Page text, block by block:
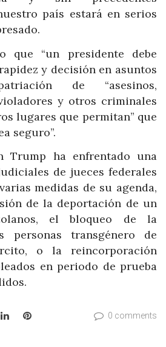
país estará en serios
que “un presidente debe
y decisión en asuntos
de “asesinos,
y otros criminales
lugares que permitan” que
seguro”.
Trump ha enfrentado una
de jueces federales
medidas de su agenda,
de la deportación de un
el bloqueo de la
personas transgénero de
o la reincorporación
en periodo de prueba
LinkedInPinterest 0 comments